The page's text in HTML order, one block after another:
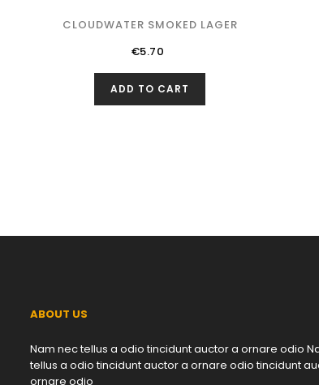
CLOUDWATER SMOKED LAGER
Price
€5.70
ADD TO CART
ABOUT US
Nam nec tellus a odio tincidunt auctor a ornare odio
tellus a odio tincidunt auctor a ornare odio tincidunt
ornare odio